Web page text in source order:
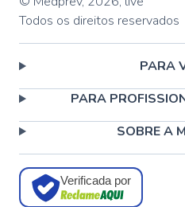
Todos os direitos reservados
PARA
PARA
SOBRE A
Verificada por